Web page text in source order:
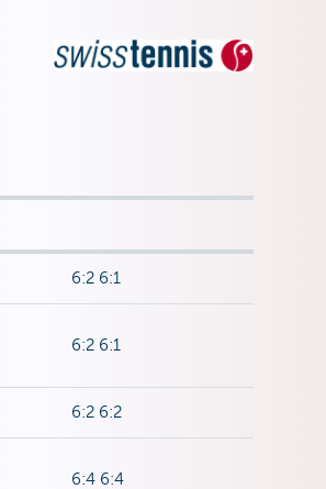
6:2 6:1
6:2 6:1
6:2 6:2
6:4 6:4